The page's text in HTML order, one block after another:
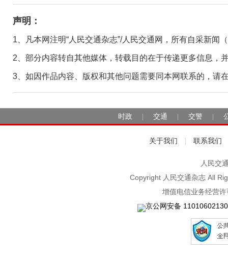
声明：
1、凡本网注明“人民交通杂志”/人民交通网，所有自采新
2、部分内容转自其他媒体，转载目的在于传递更多信息，
3、如因作品内容、版权和其他问题需要同本网联系的，请
时政 交通 交警
关于我们 联系我们
人民交
Copyright 人民交通杂志 All
增值电信业务经营
京公网安备